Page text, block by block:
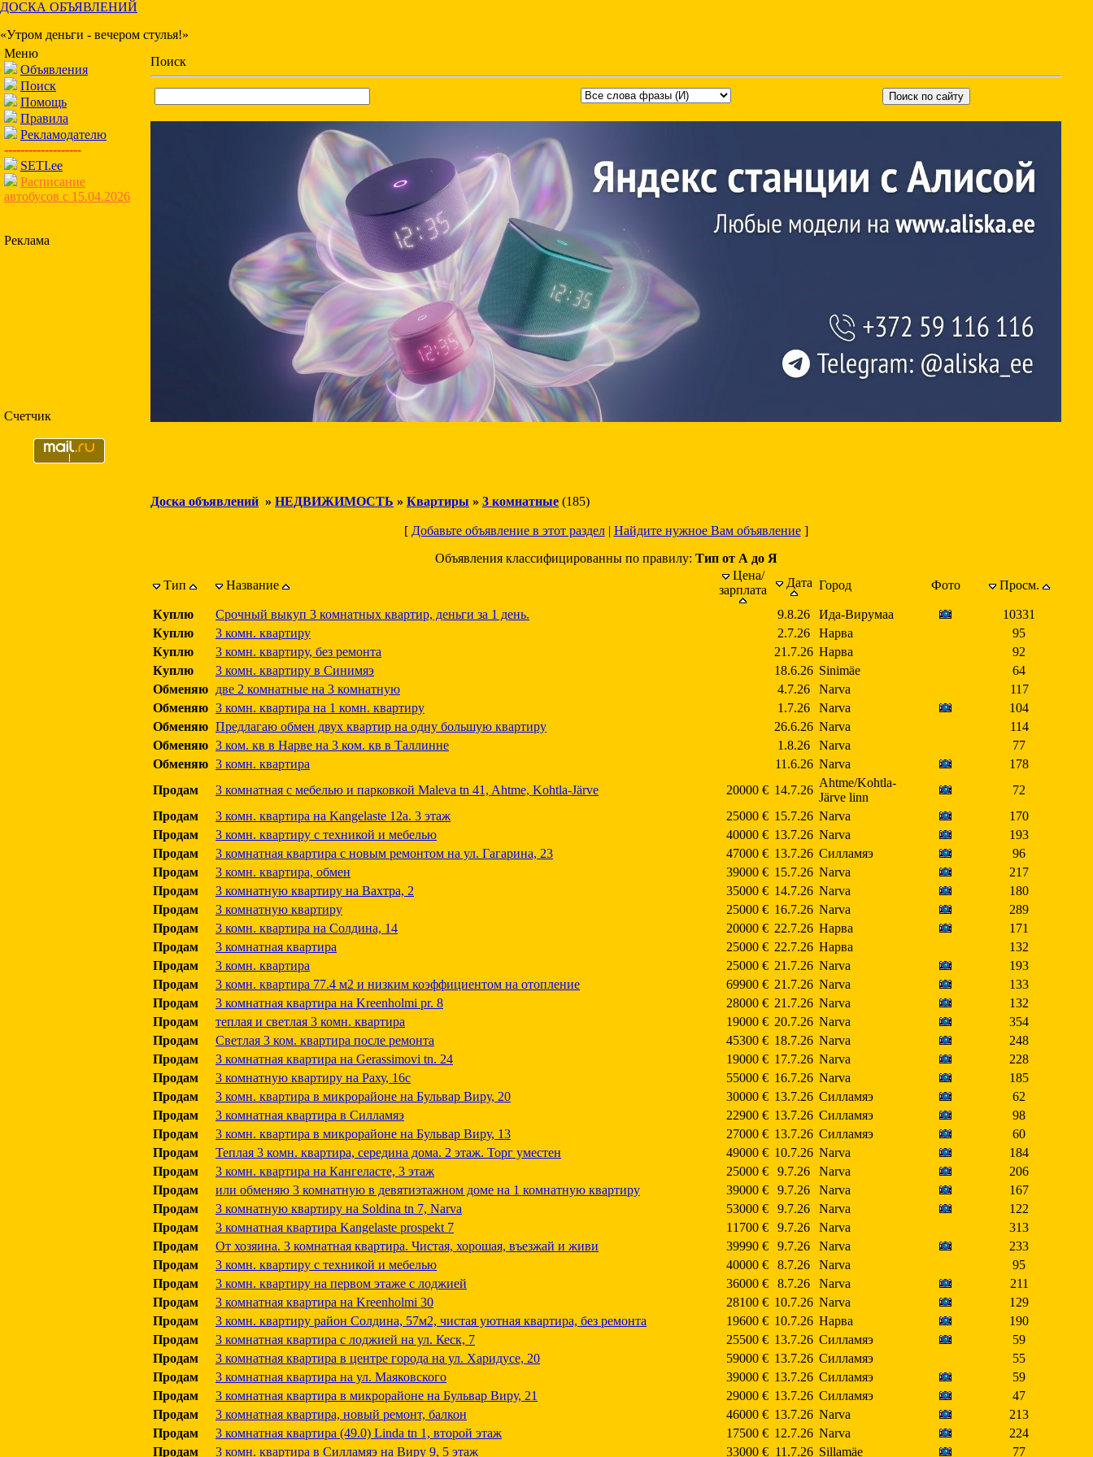
ДОСКА ОБЪЯВЛЕНИЙ
«Утром деньги - вечером стулья!»
Меню
Объявления
Поиск
Помощь
Правила
Рекламодателю
-------------------
SETI.ee
Расписание
автобусов с 15.04.2026
Реклама
Счетчик
Поиск
Доска объявлений » НЕДВИЖИМОСТЬ » Квартиры » 3 комнатные (185)
[ Добавьте объявление в этот раздел| Найдите нужное Вам объявление]
Объявления классифицированны по правилу: Тип от А до Я
Тип
Название
Цена/
зарплата
Дата Город Фото Просм.
Куплю Срочный выкуп 3 комнатных квартир, деньги за 1 день. 9.8.26 Ида-Вирумаа
10331
Куплю
3 комн. квартиру 2.7.26 Нарва
95
Куплю
3 комн. квартиру, без ремонта 21.7.26 Нарва
92
Куплю
3 комн. квартиру в Синимяэ 18.6.26 Sinimäe
64
Обменяю две 2 комнатные на 3 комнатную 4.7.26 Narva
117
Обменяю 3 комн. квартира на 1 комн. квартиру 1.7.26 Narva
104
Обменяю Предлагаю обмен двух квартир на одну большую квартиру 26.6.26 Narva
114
Обменяю 3 ком. кв в Нарве на 3 ком. кв в Таллинне 1.8.26 Narva
77
Обменяю 3 комн. квартира 11.6.26 Narva
178
Продам
3 комнатная с мебелью и парковкой Maleva tn 41, Ahtme, Kohtla-Järve 20000 € 14.7.26
Ahtme/Kohtla-
Järve linn
72
Продам
3 комн. квартира на Kangelaste 12a. 3 этаж 25000 € 15.7.26 Narva
170
Продам
3 комн. квартиру с техникой и мебелью 40000 € 13.7.26 Narva
193
Продам
3 комнатная квартира с новым ремонтом на ул. Гагарина, 23 47000 € 13.7.26 Силламяэ
96
Продам
3 комн. квартира, обмен 39000 € 15.7.26 Narva
217
Продам
3 комнатную квартиру на Вахтра, 2 35000 € 14.7.26 Narva
180
Продам
3 комнатную квартиру 25000 € 16.7.26 Narva
289
Продам
3 комн. квартира на Солдина, 14 20000 € 22.7.26 Нарва
171
Продам
3 комнатная квартира 25000 € 22.7.26 Нарва
132
Продам
3 комн. квартира 25000 € 21.7.26 Narva
193
Продам
3 комн. квартира 77.4 м2 и низким коэффициентом на отопление 69900 € 21.7.26 Narva
133
Продам
3 комнатная квартира на Kreenholmi pr. 8 28000 € 21.7.26 Narva
132
Продам
теплая и светлая 3 комн. квартира 19000 € 20.7.26 Narva
354
Продам
Светлая 3 ком. квартира после ремонта 45300 € 18.7.26 Narva
248
Продам
3 комнатная квартира на Gerassimovi tn. 24 19000 € 17.7.26 Narva
228
Продам
3 комнатную квартиру на Раху, 16с 55000 € 16.7.26 Narva
185
Продам
3 комн. квартира в микрорайоне на Бульвар Виру, 20 30000 € 13.7.26 Силламяэ
62
Продам
3 комнатная квартира в Силламяэ 22900 € 13.7.26 Силламяэ
98
Продам
3 комн. квартира в микрорайоне на Бульвар Виру, 13 27000 € 13.7.26 Силламяэ
60
Продам
Теплая 3 комн. квартира, середина дома. 2 этаж. Торг уместен 49000 € 10.7.26 Narva
184
Продам
3 комн. квартира на Кангеласте, 3 этаж 25000 € 9.7.26 Narva
206
Продам
или обменяю 3 комнатную в девятиэтажном доме на 1 комнатную квартиру 39000 € 9.7.26 Narva
167
Продам
3 комнатную квартиру на Soldina tn 7, Narva 53000 € 9.7.26 Narva
122
Продам
3 комнатная квартира Kangelaste prospekt 7 11700 € 9.7.26 Narva
313
Продам
От хозяина. 3 комнатная квартира. Чистая, хорошая, въезжай и живи 39990 € 9.7.26 Narva
233
Продам
3 комн. квартиру с техникой и мебелью 40000 € 8.7.26 Narva
95
Продам
3 комн. квартиру на первом этаже с лоджией 36000 € 8.7.26 Narva
211
Продам
3 комнатная квартира на Kreenholmi 30 28100 € 10.7.26 Narva
129
Продам
3 комн. квартиру район Солдина, 57м2, чистая уютная квартира, без ремонта 19600 € 10.7.26 Нарва
190
Продам
3 комнатная квартира с лоджией на ул. Кеск, 7 25500 € 13.7.26 Силламяэ
59
Продам
3 комнатная квартира в центре города на ул. Харидусе, 20 59000 € 13.7.26 Силламяэ
55
Продам
3 комнатная квартира на ул. Маяковского 39000 € 13.7.26 Силламяэ
59
Продам
3 комнатная квартира в микрорайоне на Бульвар Виру, 21 29000 € 13.7.26 Силламяэ
47
Продам
3 комнатная квартира, новый ремонт, балкон 46000 € 13.7.26 Narva
213
Продам
3 комнатная квартира (49.0) Linda tn 1, второй этаж 17500 € 12.7.26 Narva
224
Продам
3 комн. квартира в Силламяэ на Виру 9, 5 этаж 33000 € 11.7.26 Sillamäe 77